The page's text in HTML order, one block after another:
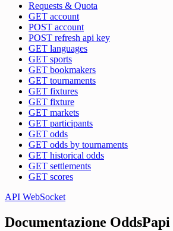
Requests & Quota
GET account
POST account
POST refresh api key
GET languages
GET sports
GET bookmakers
GET tournaments
GET fixtures
GET fixture
GET markets
GET participants
GET odds
GET odds by tournaments
GET historical odds
GET settlements
GET scores
API WebSocket
Documentazione OddsPapi